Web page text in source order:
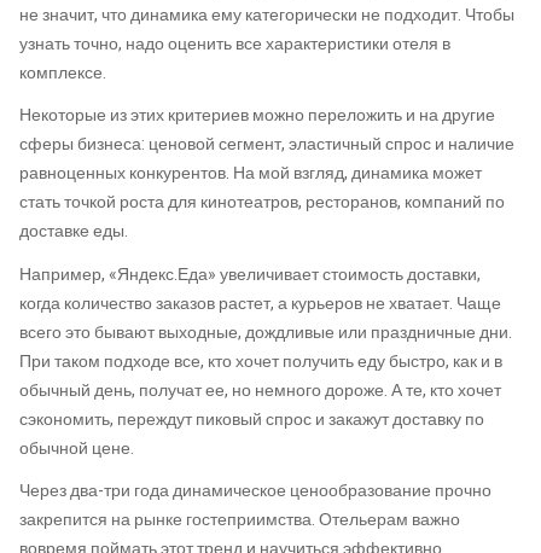
не значит, что динамика ему категорически не подходит. Чтобы
узнать точно, надо оценить все характеристики отеля в
комплексе.
Некоторые из этих критериев можно переложить и на другие
сферы бизнеса: ценовой сегмент, эластичный спрос и наличие
равноценных конкурентов. На мой взгляд, динамика может
стать точкой роста для кинотеатров, ресторанов, компаний по
доставке еды.
Например, «Яндекс.Еда» увеличивает стоимость доставки,
когда количество заказов растет, а курьеров не хватает. Чаще
всего это бывают выходные, дождливые или праздничные дни.
При таком подходе все, кто хочет получить еду быстро, как и в
обычный день, получат ее, но немного дороже. А те, кто хочет
сэкономить, переждут пиковый спрос и закажут доставку по
обычной цене.
Через два-три года динамическое ценообразование прочно
закрепится на рынке гостеприимства. Отельерам важно